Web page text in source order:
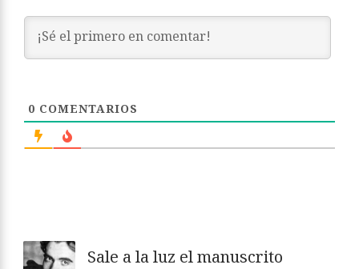
0 COMENTARIOS
Sale a la luz el manuscrito